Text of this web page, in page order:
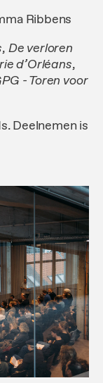
Ribbens
, De verloren
d’Orléans,
- Toren voor
Deelnemen is